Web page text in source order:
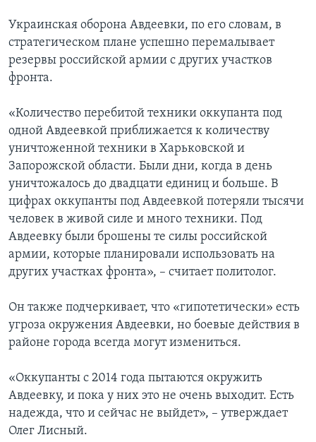
Украинская оборона Авдеевки, по его словам, в
стратегическом плане успешно перемалывает
резервы российской армии с других участков
фронта.
«Количество перебитой техники оккупанта под
одной Авдеевкой приближается к количеству
уничтоженной техники в Харьковской и
Запорожской области. Были дни, когда в день
уничтожалось до двадцати единиц и больше. В
цифрах оккупанты под Авдеевкой потеряли тысячи
человек в живой силе и много техники. Под
Авдеевку были брошены те силы российской
армии, которые планировали использовать на
других участках фронта», – считает политолог.
Он также подчеркивает, что «гипотетически» есть
угроза окружения Авдеевки, но боевые действия в
районе города всегда могут измениться.
«Оккупанты с 2014 года пытаются окружить
Авдеевку, и пока у них это не очень выходит. Есть
надежда, что и сейчас не выйдет», – утверждает
Олег Лисный.